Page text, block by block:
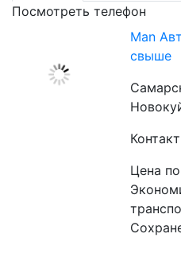
Посмотреть телефон
Man
свыше
Цена